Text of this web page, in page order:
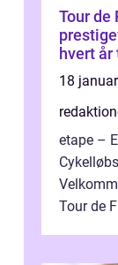
Tour de
hvert
fra hele
18
etape –
Tour de